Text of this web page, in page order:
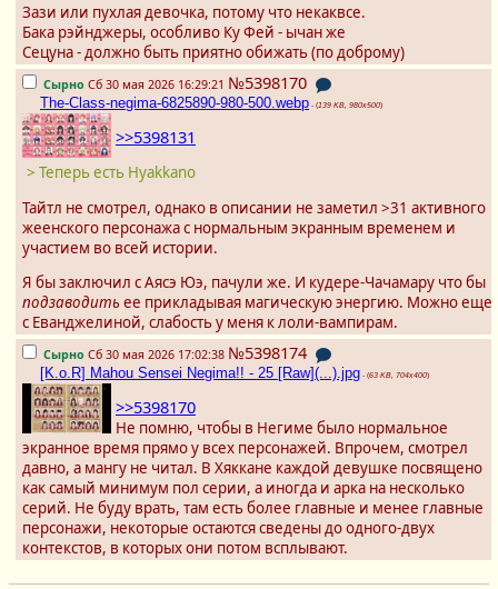
Зази или пухлая девочка, потому что некаквсе.
Бака рэйнджеры, особливо Ку Фей - ычан же
Сецуна - должно быть приятно обижать (по доброму)
Сырно Сб 30 мая 2026 16:29:21 №5398170
The-Class-negima-6825890-980-500.webp - (139 KB, 980x500)
>>5398131
> Теперь есть Hyakkano
Тайтл не смотрел, однако в описании не заметил >31 активного
жеенского персонажа с нормальным экранным временем и
участием во всей истории.
Я бы заключил с Аясэ Юэ, пачули же. И кудере-Чачамару что бы
подзаводить ее прикладывая магическую энергию. Можно еще
с Еванджелиной, слабость у меня к лоли-вампирам.
Сырно Сб 30 мая 2026 17:02:38 №5398174
[K.o.R] Mahou Sensei Negima!! - 25 [Raw](...).jpg - (63 KB, 704x400)
>>5398170
Не помню, чтобы в Негиме было нормальное
экранное время прямо у всех персонажей. Впрочем, смотрел
давно, а мангу не читал. В Хяккане каждой девушке посвящено
как самый минимум пол серии, а иногда и арка на несколько
серий. Не буду врать, там есть более главные и менее главные
персонажи, некоторые остаются сведены до одного-двух
контекстов, в которых они потом всплывают.